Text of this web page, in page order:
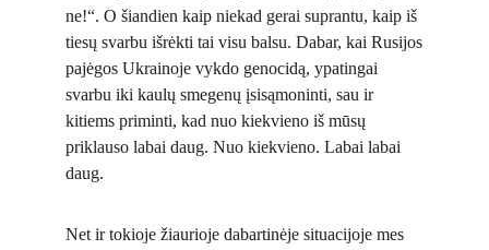
ne!“. O šiandien kaip niekad gerai suprantu, kaip iš
tiesų svarbu išrėkti tai visu balsu. Dabar, kai Rusijos
pajėgos Ukrainoje vykdo genocidą, ypatingai
svarbu iki kaulų smegenų įsisąmoninti, sau ir
kitiems priminti, kad nuo kiekvieno iš mūsų
priklauso labai daug. Nuo kiekvieno. Labai labai
daug.
Net ir tokioje žiaurioje dabartinėje situacijoje mes